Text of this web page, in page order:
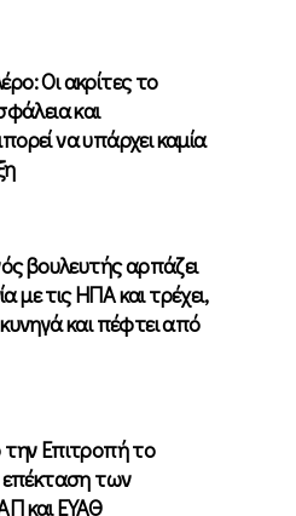
Οι ακρίτες το
και
να υπάρχει καμία
βουλευτής αρπάζει
τις ΗΠΑ και τρέχει,
και πέφτει από
Επιτροπή το
επέκταση των
και ΕΥΑΘ